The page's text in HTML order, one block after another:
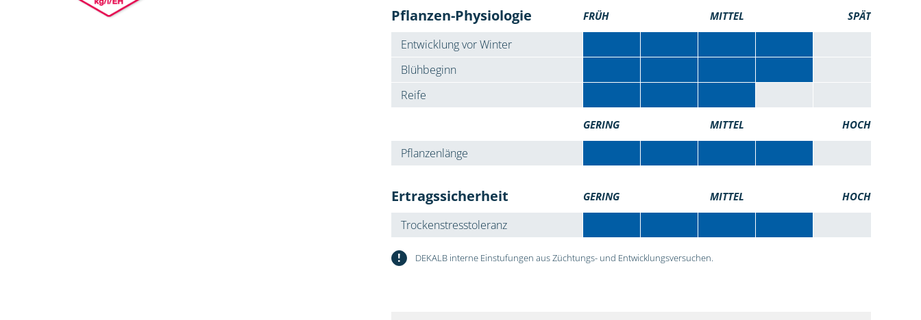
Pflanzen-Physiologie FRÜH MITTEL SPÄT
Entwicklung vor Winter
Blühbeginn
Reife
GERING MITTEL HOCH
Pflanzenlänge
Ertragssicherheit GERING MITTEL HOCH
Trockenstresstoleranz
! DEKALB interne Einstufungen aus Züchtungs- und Entwicklungsversuchen.